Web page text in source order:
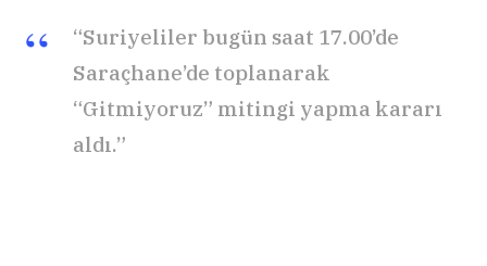
“Suriyeliler bugün saat 17.00’de
Saraçhane’de toplanarak
“Gitmiyoruz” mitingi yapma kararı
aldı.”